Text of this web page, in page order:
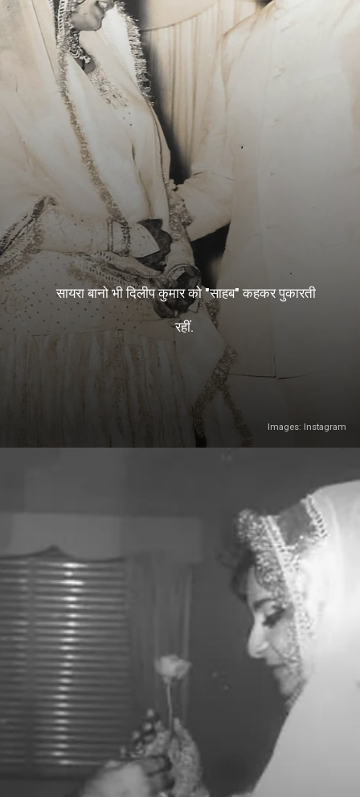
Image Credit: Instagram/
Images: Instagram
सायरा बानो भी दिलीप कुमार को "साहब" कहकर पुकारती
रहीं.